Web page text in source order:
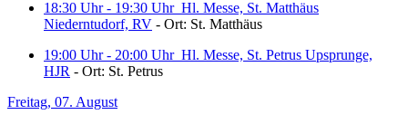
18:30 Uhr - 19:30 Uhr Hl. Messe, St. Matthäus
Niederntudorf, RV - Ort: St. Matthäus
19:00 Uhr - 20:00 Uhr Hl. Messe, St. Petrus Upsprunge,
HJR - Ort: St. Petrus
Freitag, 07. August